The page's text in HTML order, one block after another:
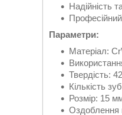
Надійність
Параметри:
Матеріал:
Твердість:
Кількість
Розмір: 15
Оздоблення